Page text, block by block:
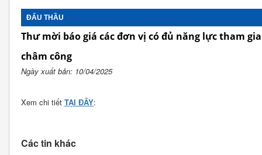
ĐẤU THẦU
Thư mời báo giá các đơn vị có đủ năng lực tham
châm công
Ngày xuất bản: 10/04/2025
Xem chi tiết TẠI ĐÂY:
Các tin khác